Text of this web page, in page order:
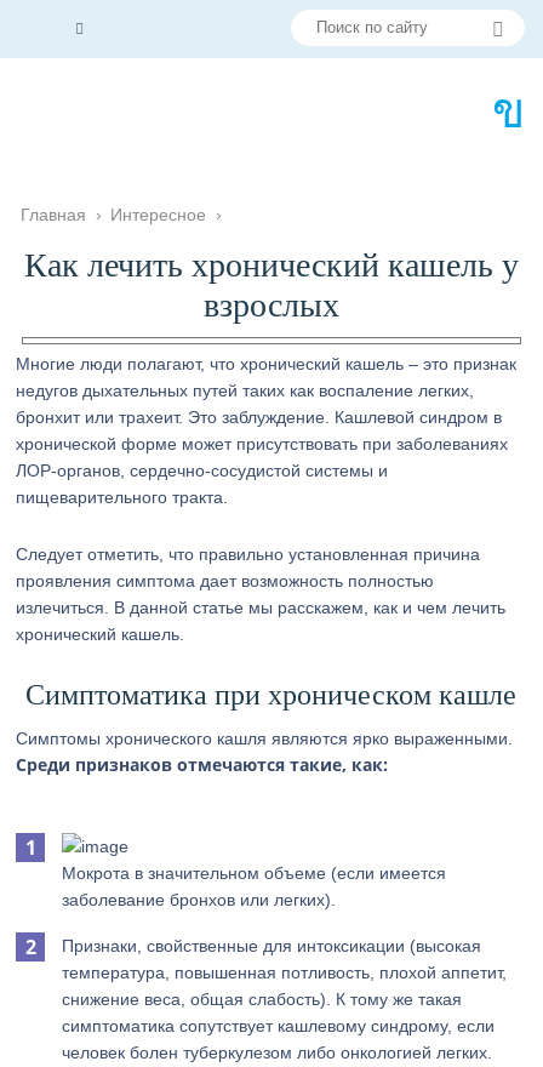
Главная › Интересное ›
Как лечить хронический кашель у
взрослых
Многие люди полагают, что хронический кашель – это признак
недугов дыхательных путей таких как воспаление легких,
бронхит или трахеит. Это заблуждение. Кашлевой синдром в
хронической форме может присутствовать при заболеваниях
ЛОР-органов, сердечно-сосудистой системы и
пищеварительного тракта.
Следует отметить, что правильно установленная причина
проявления симптома дает возможность полностью
излечиться. В данной статье мы расскажем, как и чем лечить
хронический кашель.
Симптоматика при хроническом кашле
Симптомы хронического кашля являются ярко выраженными.
Среди признаков отмечаются такие, как:
Мокрота в значительном объеме (если имеется
заболевание бронхов или легких).
Признаки, свойственные для интоксикации (высокая
температура, повышенная потливость, плохой аппетит,
снижение веса, общая слабость). К тому же такая
симптоматика сопутствует кашлевому синдрому, если
человек болен туберкулезом либо онкологией легких.